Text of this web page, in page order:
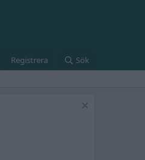
Registrera Sök